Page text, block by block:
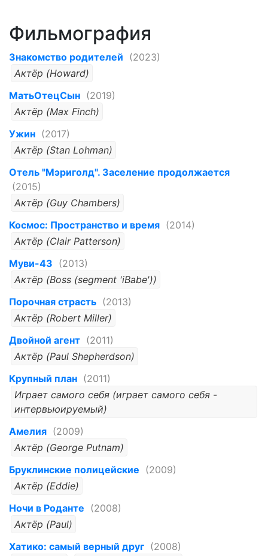
Фильмография
Знакомство родителей (2023)
Актёр (Howard)
МатьОтецСын (2019)
Актёр (Max Finch)
Ужин (2017)
Актёр (Stan Lohman)
Отель "Мэриголд". Заселение продолжается
(2015)
Актёр (Guy Chambers)
Космос: Пространство и время (2014)
Актёр (Clair Patterson)
Муви-43 (2013)
Актёр (Boss (segment 'iBabe'))
Порочная страсть (2013)
Актёр (Robert Miller)
Двойной агент (2011)
Актёр (Paul Shepherdson)
Крупный план (2011)
Играет самого себя (играет самого себя -
интервьюируемый)
Амелия (2009)
Актёр (George Putnam)
Бруклинские полицейские (2009)
Актёр (Eddie)
Ночи в Роданте (2008)
Актёр (Paul)
Хатико: самый верный друг (2008)